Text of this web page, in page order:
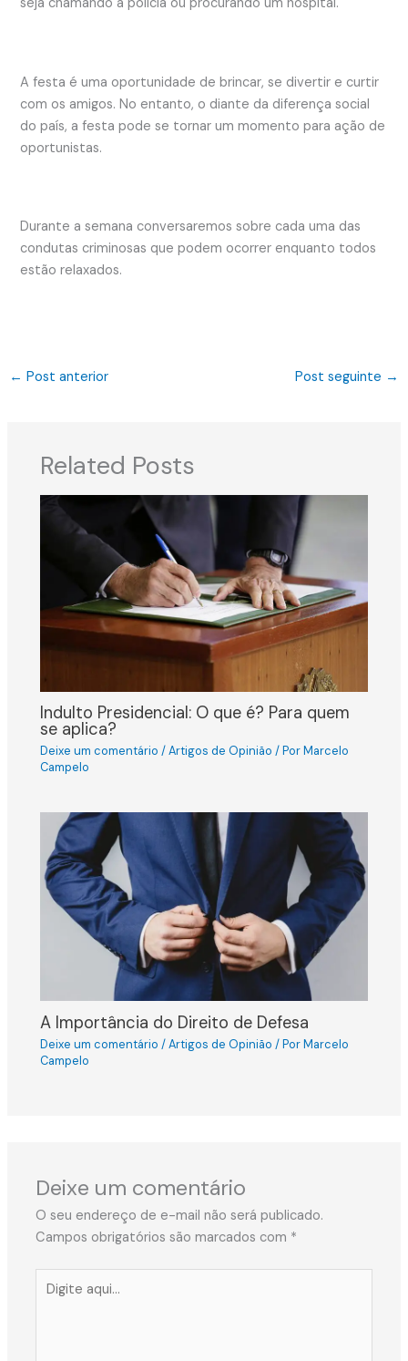
seja chamando a polícia ou procurando um hospital.
A festa é uma oportunidade de brincar, se divertir e curtir
com os amigos. No entanto, o diante da diferença social
do país, a festa pode se tornar um momento para ação de
oportunistas.
Durante a semana conversaremos sobre cada uma das
condutas criminosas que podem ocorrer enquanto todos
estão relaxados.
← Post anterior Post seguinte →
Related Posts
Indulto Presidencial: O que é? Para quem
se aplica?
Deixe um comentário /Artigos de Opinião / PorMarcelo
Campelo
A Importância do Direito de Defesa
Deixe um comentário /Artigos de Opinião / PorMarcelo
Campelo
Deixe um comentário
O seu endereço de e-mail não será publicado.
Campos obrigatórios são marcados com *
aqui...